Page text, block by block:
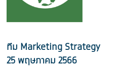
ทีม Marketing Strategy
25 พฤษภาคม 2566